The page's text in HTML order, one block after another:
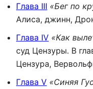
Глава III «Бег по
Алиса, джинн,
Глава IV «Как
суд Цензуры. В
Цензура,
Глава V «Синяя